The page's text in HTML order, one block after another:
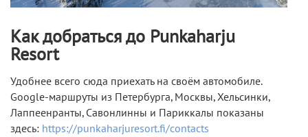
Как добраться до Punkaharju
Resort
Удобнее всего сюда приехать на своём автомобиле.
Google-маршруты из Петербурга, Москвы, Хельсинки,
Лаппеенранты, Савонлинны и Париккалы показаны
здесь: https://punkaharjuresort.fi/contacts